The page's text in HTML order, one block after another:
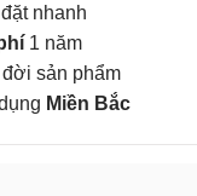
nhanh
1 năm
đời sản phẩm
Miền Bắc